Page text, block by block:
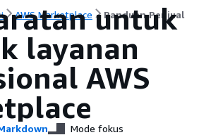
AWS Marketplace Panduan Penjual
untuk
layanan
AWS
Mode fokus